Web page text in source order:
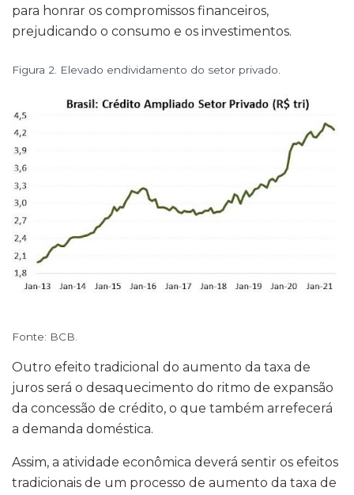
para honrar os compromissos financeiros,
prejudicando o consumo e os investimentos.
Figura 2. Elevado endividamento do setor privado.
Fonte: BCB.
Outro efeito tradicional do aumento da taxa de
juros será o desaquecimento do ritmo de expansão
da concessão de crédito, o que também arrefecerá
a demanda doméstica.
Assim, a atividade econômica deverá sentir os efeitos
tradicionais de um processo de aumento da taxa de